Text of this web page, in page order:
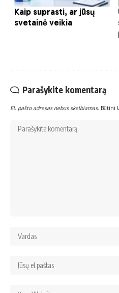
Parašykite komentarą
El. pašto adresas nebus skelbiamas. Būtini